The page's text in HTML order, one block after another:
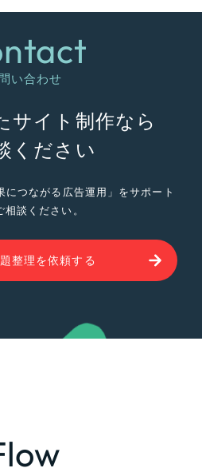
い合わせ
サイト制作なら
ください
につながる広告運用」をサポート
談ください。
整理を依頼する